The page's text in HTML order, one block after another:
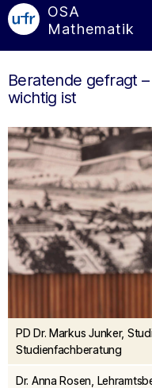
OSA
Mathematik
Beratende gefragt
wichtig ist
seconds
of
0
seconds
PD Dr. Markus Junker,
Studienfachberatung
Dr. Anna Rosen,